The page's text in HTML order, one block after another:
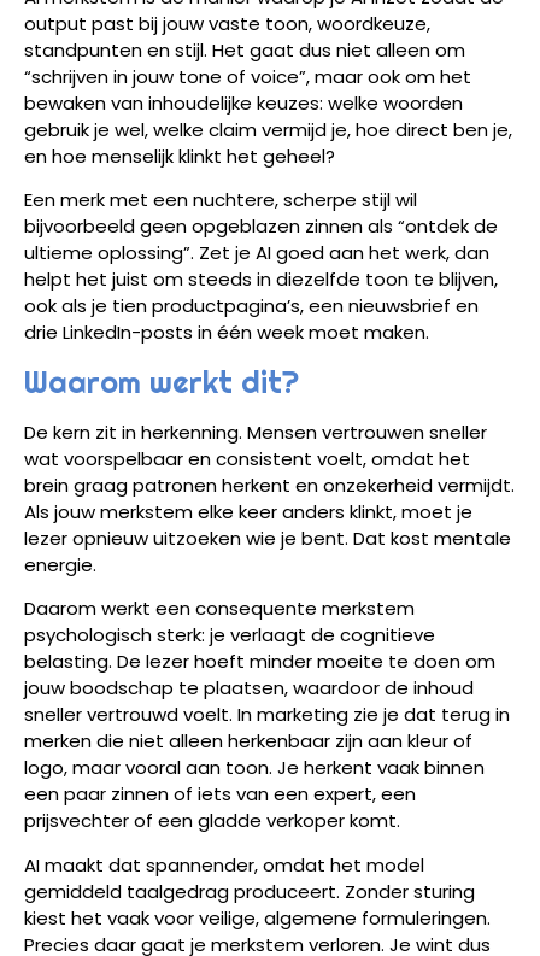
output past bij jouw vaste toon, woordkeuze,
standpunten en stijl. Het gaat dus niet alleen om
“schrijven in jouw tone of voice”, maar ook om het
bewaken van inhoudelijke keuzes: welke woorden
gebruik je wel, welke claim vermijd je, hoe direct ben je,
en hoe menselijk klinkt het geheel?
Een merk met een nuchtere, scherpe stijl wil
bijvoorbeeld geen opgeblazen zinnen als “ontdek de
ultieme oplossing”. Zet je AI goed aan het werk, dan
helpt het juist om steeds in diezelfde toon te blijven,
ook als je tien productpagina’s, een nieuwsbrief en
drie LinkedIn-posts in één week moet maken.
Waarom werkt dit?
De kern zit in herkenning. Mensen vertrouwen sneller
wat voorspelbaar en consistent voelt, omdat het
brein graag patronen herkent en onzekerheid vermijdt.
Als jouw merkstem elke keer anders klinkt, moet je
lezer opnieuw uitzoeken wie je bent. Dat kost mentale
energie.
Daarom werkt een consequente merkstem
psychologisch sterk: je verlaagt de cognitieve
belasting. De lezer hoeft minder moeite te doen om
jouw boodschap te plaatsen, waardoor de inhoud
sneller vertrouwd voelt. In marketing zie je dat terug in
merken die niet alleen herkenbaar zijn aan kleur of
logo, maar vooral aan toon. Je herkent vaak binnen
een paar zinnen of iets van een expert, een
prijsvechter of een gladde verkoper komt.
AI maakt dat spannender, omdat het model
gemiddeld taalgedrag produceert. Zonder sturing
kiest het vaak voor veilige, algemene formuleringen.
Precies daar gaat je merkstem verloren. Je wint dus